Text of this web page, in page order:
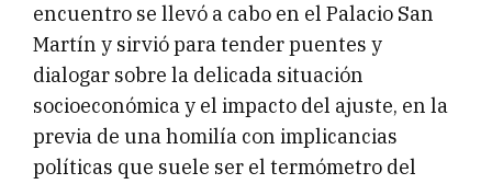
encuentro se llevó a cabo en el Palacio San
Martín y sirvió para tender puentes y
dialogar sobre la delicada situación
socioeconómica y el impacto del ajuste, en la
previa de una homilía con implicancias
políticas que suele ser el termómetro del